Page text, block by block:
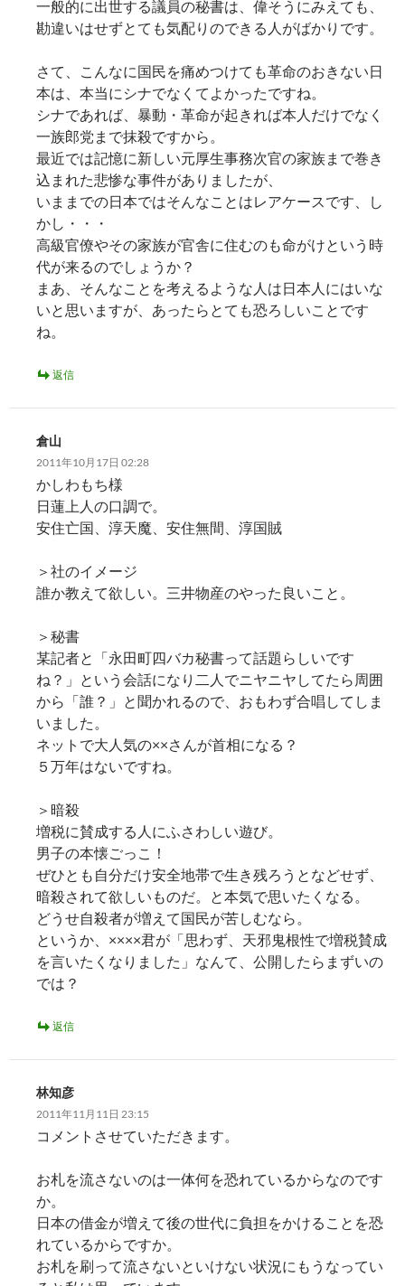
一般的に出世する議員の秘書は、偉そうにみえても、
勘違いはせずとても気配りのできる人がばかりです。
さて、こんなに国民を痛めつけても革命のおきない日
本は、本当にシナでなくてよかったですね。
シナであれば、暴動・革命が起きれば本人だけでなく
一族郎党まで抹殺ですから。
最近では記憶に新しい元厚生事務次官の家族まで巻き
込まれた悲惨な事件がありましたが、
いままでの日本ではそんなことはレアケースです、し
かし・・・
高級官僚やその家族が官舎に住むのも命がけという時
代が来るのでしょうか？
まあ、そんなことを考えるような人は日本人にはいな
いと思いますが、あったらとても恐ろしいことです
ね。
返信
倉山
2011年10月17日 02:28
かしわもち様
日蓮上人の口調で。
安住亡国、淳天魔、安住無間、淳国賊
＞社のイメージ
誰か教えて欲しい。三井物産のやった良いこと。
＞秘書
某記者と「永田町四バカ秘書って話題らしいです
ね？」という会話になり二人でニヤニヤしてたら周囲
から「誰？」と聞かれるので、おもわず合唱してしま
いました。
ネットで大人気の××さんが首相になる？
５万年はないですね。
＞暗殺
増税に賛成する人にふさわしい遊び。
男子の本懐ごっこ！
ぜひとも自分だけ安全地帯で生き残ろうとなどせず、
暗殺されて欲しいものだ。と本気で思いたくなる。
どうせ自殺者が増えて国民が苦しむなら。
というか、××××君が「思わず、天邪鬼根性で増税賛成
を言いたくなりました」なんて、公開したらまずいの
では？
返信
林知彦
2011年11月11日 23:15
コメントさせていただきます。
お札を流さないのは一体何を恐れているからなのです
か。
日本の借金が増えて後の世代に負担をかけることを恐
れているからですか。
お札を刷って流さないといけない状況にもうなってい